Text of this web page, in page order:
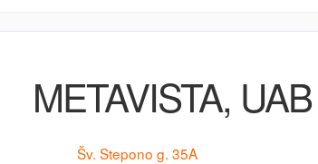
METAVISTA, UAB
Šv. Stepono g. 35A